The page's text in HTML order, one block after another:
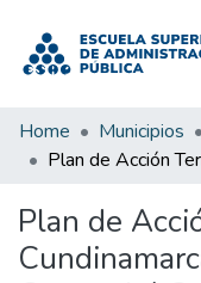
Home Municipios
Plan de